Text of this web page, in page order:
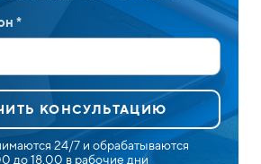
*
КОНСУЛЬТАЦИЮ
24/7 и обрабатываются
до 18.00 в рабочие дни